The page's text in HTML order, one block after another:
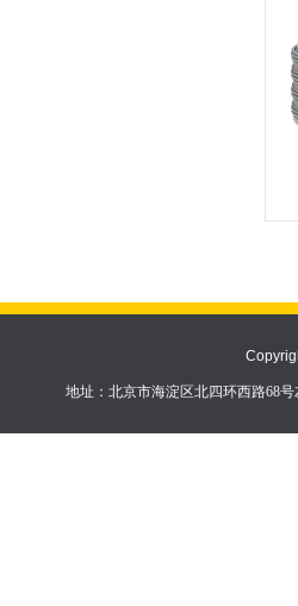
地址：北京市海淀区北四环西路68